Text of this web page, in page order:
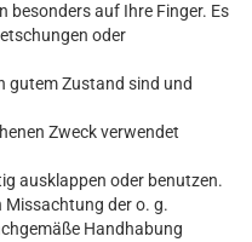
besonders auf Ihre Finger. Es
oder
gutem Zustand sind und
Zweck verwendet
ausklappen oder benutzen.
Missachtung der o. g.
Handhabung